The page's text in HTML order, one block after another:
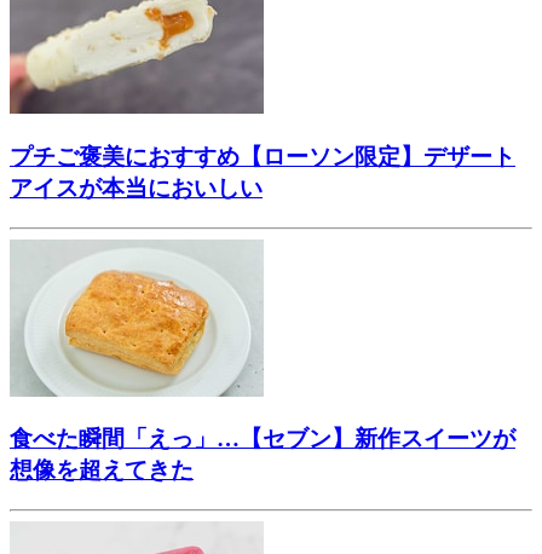
プチご褒美におすすめ【ローソン限定】デザート
アイスが本当においしい
食べた瞬間「えっ」…【セブン】新作スイーツが
想像を超えてきた